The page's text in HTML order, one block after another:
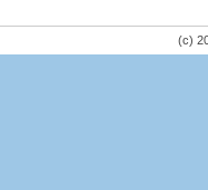
(c)